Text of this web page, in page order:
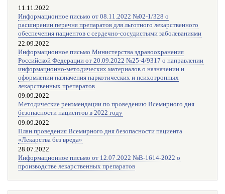
11.11.2022
Информационное письмо от 08.11.2022 №02-1/328 о
расширении перечня препаратов для льготного лекарственного
обеспечения пациентов с сердечно-сосудистыми заболеваниями
22.09.2022
Информационное письмо Министерства здравоохранения
Российской Федерации от 20.09.2022 №25-4/9317 о направлении
информационно-методических материалов о назначении и
оформлении назначения наркотических и психотропных
лекарственных препаратов
09.09.2022
Методические рекомендации по проведению Всемирного дня
безопасности пациентов в 2022 году
09.09.2022
План проведения Всемирного дня безопасности пациента
«Лекарства без вреда»
28.07.2022
Информационное письмо от 12.07.2022 №В-1614-2022 о
производстве лекарственных препаратов